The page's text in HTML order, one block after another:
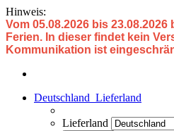
Hinweis:
Vom 05.08.2026 bis
Ferien. In dieser findet kein
Kommunikation ist
Deutschland Lieferland
Lieferland